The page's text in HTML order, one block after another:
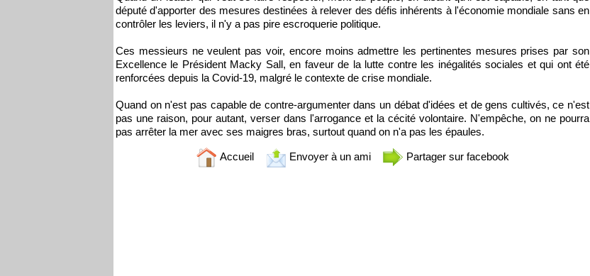
député d'apporter des mesures destinées à relever des défis inhérents à l'économie mondiale sans en
contrôler les leviers, il n'y a pas pire escroquerie politique.
Ces messieurs ne veulent pas voir, encore moins admettre les pertinentes mesures prises par son
Excellence le Président Macky Sall, en faveur de la lutte contre les inégalités sociales et qui ont été
renforcées depuis la Covid-19, malgré le contexte de crise mondiale.
Quand on n'est pas capable de contre-argumenter dans un débat d'idées et de gens cultivés, ce n'est
pas une raison, pour autant, verser dans l'arrogance et la cécité volontaire. N'empêche, on ne pourra
pas arrêter la mer avec ses maigres bras, surtout quand on n'a pas les épaules.
Accueil Envoyer à un ami Partager sur facebook